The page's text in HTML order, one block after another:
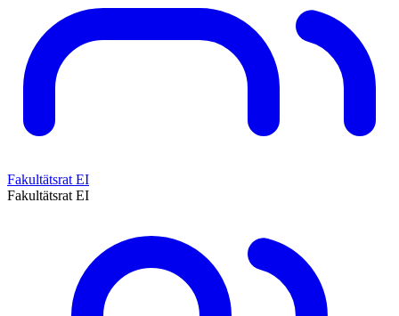
Fakultätsrat EI
Fakultätsrat EI